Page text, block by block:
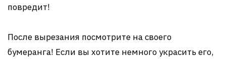
повредит!
После вырезания посмотрите на своего
бумеранга! Если вы хотите немного украсить его,